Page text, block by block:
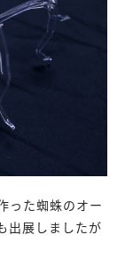
った蜘蛛のオー
出展しましたが